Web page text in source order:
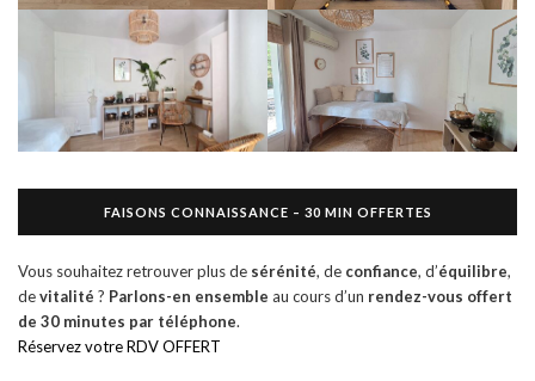
FAISONS CONNAISSANCE – 30 MIN OFFERTES
Vous souhaitez retrouver plus de sérénité, de confiance, d’équilibre,
devitalité ? Parlons-en ensemble au cours d’un rendez-vous offert
de 30 minutes par téléphone.
Réservez votre RDV OFFERT